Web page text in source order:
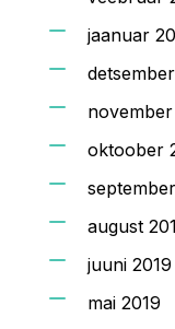
jaanuar
november
oktoober
august
juuni 2019
mai 2019